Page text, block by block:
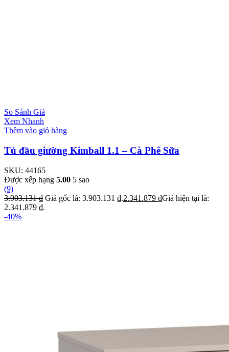
So Sánh Giá
Xem Nhanh
Thêm vào giỏ hàng
Tủ đầu giường Kimball 1.1 – Cà Phê Sữa
SKU: 44165
Được xếp hạng 5.00 5 sao
(9)
3.903.131₫ Giá gốc là: 3.903.131 ₫.2.341.879 ₫Giá hiện tại là:
2.341.879 ₫.
-40%